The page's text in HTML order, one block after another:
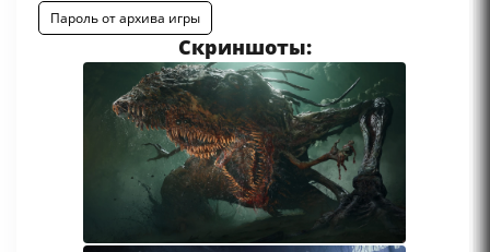
Пароль от архива игры
Скриншоты: